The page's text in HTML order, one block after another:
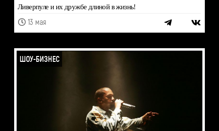
Ливерпуле и их дружбе длиной в жизнь!
13 мая
ШОУ-БИЗНЕС